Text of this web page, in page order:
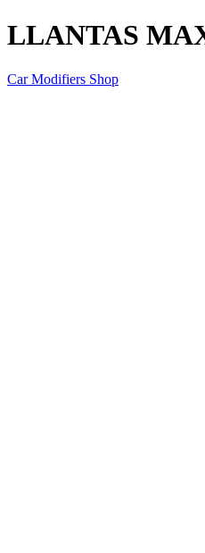
LLANTAS
Car Modifiers Shop